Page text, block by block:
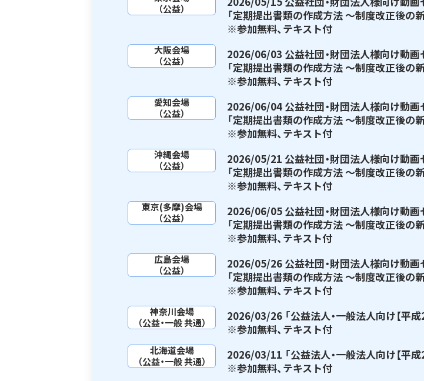
（公益）
「定期提出書類の作成方法 ～制度改正後の
※参加無料、テキスト付
大阪会場
（公益）
2026/06/03 公益社団・財団法人様向け動画
「定期提出書類の作成方法 ～制度改正後の
※参加無料、テキスト付
愛知会場
（公益）
2026/06/04 公益社団・財団法人様向け動画
「定期提出書類の作成方法 ～制度改正後の
※参加無料、テキスト付
沖縄会場
（公益）
2026/05/21 公益社団・財団法人様向け動画
「定期提出書類の作成方法 ～制度改正後の
※参加無料、テキスト付
東京(多摩)会場
（公益）
2026/06/05 公益社団・財団法人様向け動画
「定期提出書類の作成方法 ～制度改正後の
※参加無料、テキスト付
広島会場
（公益）
2026/05/26 公益社団・財団法人様向け動画
「定期提出書類の作成方法 ～制度改正後の
※参加無料、テキスト付
神奈川会場
（公益・一般 共通）
2026/03/26 「公益法人・一般法人向け【平
※参加無料、テキスト付
北海道会場
（公益・一般 共通）
2026/03/11 「公益法人・一般法人向け【平
※参加無料、テキスト付